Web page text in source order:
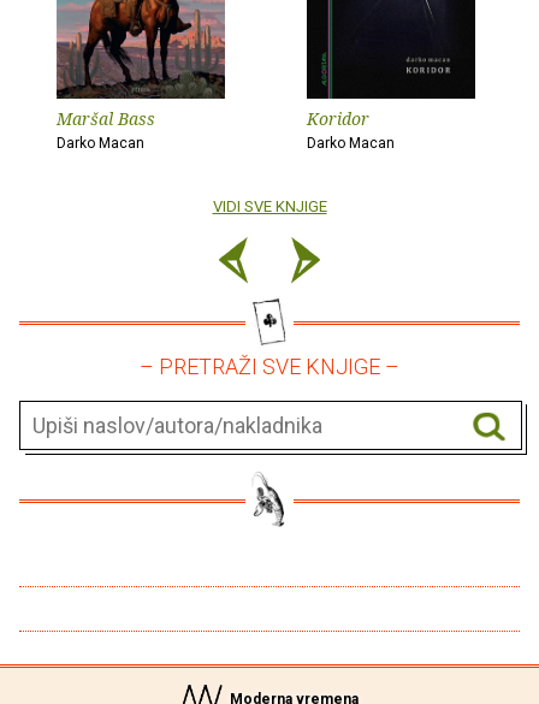
Maršal Bass
Darko Macan
Koridor
Darko Macan
VIDI SVE KNJIGE
– PRETRAŽI SVE KNJIGE –
Moderna vremena